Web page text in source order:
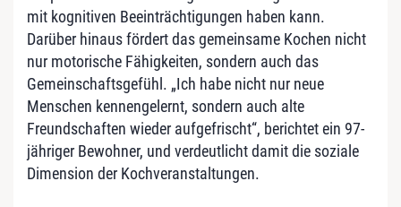
mit kognitiven Beeinträchtigungen haben kann.
Darüber hinaus fördert das gemeinsame Kochen nicht
nur motorische Fähigkeiten, sondern auch das
Gemeinschaftsgefühl. „Ich habe nicht nur neue
Menschen kennengelernt, sondern auch alte
Freundschaften wieder aufgefrischt“, berichtet ein 97-
jähriger Bewohner, und verdeutlicht damit die soziale
Dimension der Kochveranstaltungen.